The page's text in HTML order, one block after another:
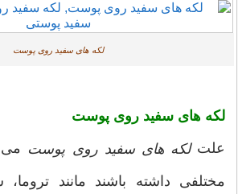
لکه های سفید روی پوست
لکه های سفید روی پوست
علتلکه های سفید روی پوست می
مختلفی داشته باشند مانند